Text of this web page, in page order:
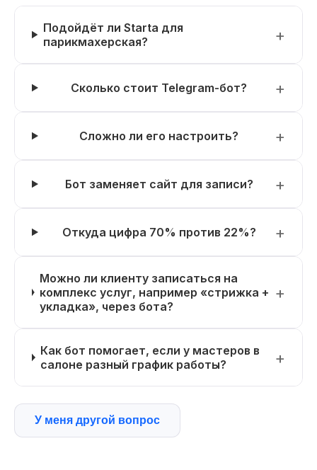
Подойдёт ли Starta для
парикмахерская?
Сколько стоит Telegram-бот?
Сложно ли его настроить?
Бот заменяет сайт для записи?
Откуда цифра 70% против 22%?
Можно ли клиенту записаться на
комплекс услуг, например «стрижка +
укладка», через бота?
Как бот помогает, если у мастеров в
салоне разный график работы?
У меня другой вопрос